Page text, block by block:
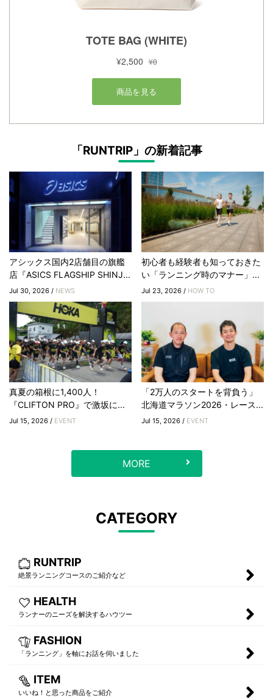
「RUNTRIP」の新着記事
アシックス国内2店舗目の旗艦
店『ASICS FLAGSHIP SHINJ...
Jul 30, 2026 / NEWS
初心者も経験者も知っておきた
い「ランニング時のマナー」...
Jul 23, 2026 / HOW TO
真夏の箱根に1,400人！
『CLIFTON PRO』で激坂に...
Jul 15, 2026 / EVENT
「2万人のスタートを背負う」
北海道マラソン2026・レース...
Jul 15, 2026 / EVENT
MORE
CATEGORY
RUNTRIP
絶景ランニングコースのご紹介など
HEALTH
ランナーのニーズを解決するハウツー
FASHION
「ランニング」を軸にお話を伺いました
ITEM
いいね！と思った商品をご紹介